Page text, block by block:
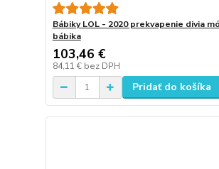
Bábiky LOL - 2020 prekvapenie divia
bábika
103,46 €
84,11 € bez DPH
Pridať do košíka